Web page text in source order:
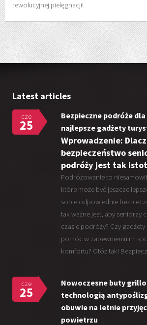
rewolucyjnej pielęgnacji!
Latest articles
cze
25
Bezpieczne podróże
najlepsze gadżety
Wprowadzenie:
bezpieczeństwo
podróży jest tak
Podróżowanie to
które może być jeszcze
sobie odpowiednie
tak ważne jest, aby seniorzy
czasie podróży? Czy
pomóc w zapewnieniu im
komfortu? Otóż tak!
cze
25
Nowoczesne buty
technologią
obuwie na letnie
powietrzu